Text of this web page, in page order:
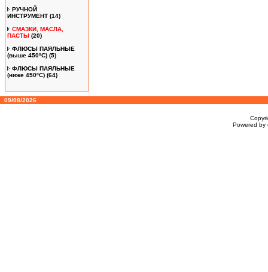
РУЧНОЙ
ИНСТРУМЕНТ (14)
СМАЗКИ, МАСЛА,
ПАСТЫ (20)
ФЛЮСЫ ПАЯЛЬНЫЕ
(выше 450ºC) (5)
ФЛЮСЫ ПАЯЛЬНЫЕ
(ниже 450ºC) (64)
09/08/2026
Powered by